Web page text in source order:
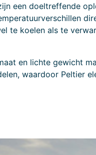
een doeltreffende
te koelen als te
en lichte gewicht
waardoor Peltier